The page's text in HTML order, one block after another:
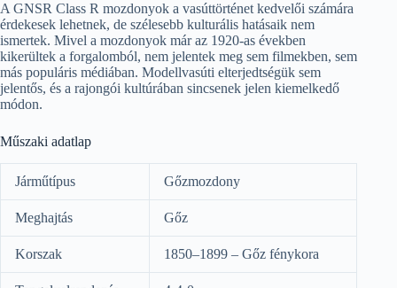
A GNSR Class R mozdonyok a vasúttörténet kedvelői számára
érdekesek lehetnek, de szélesebb kulturális hatásaik nem
ismertek. Mivel a mozdonyok már az 1920-as években
kikerültek a forgalomból, nem jelentek meg sem filmekben, sem
más populáris médiában. Modellvasúti elterjedtségük sem
jelentős, és a rajongói kultúrában sincsenek jelen kiemelkedő
módon.
Műszaki adatlap
Járműtípus Gőzmozdony
Meghajtás Gőz
Korszak 1850–1899 – Gőz fénykora